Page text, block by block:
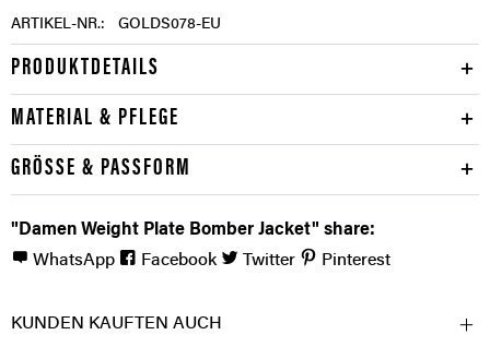
ARTIKEL-NR.: GOLDS078-EU
PRODUKTDETAILS
MATERIAL & PFLEGE
GRÖSSE & PASSFORM
"Damen Weight Plate Bomber Jacket" share:
WhatsApp
Facebook Twitter Pinterest
KUNDEN KAUFTEN AUCH